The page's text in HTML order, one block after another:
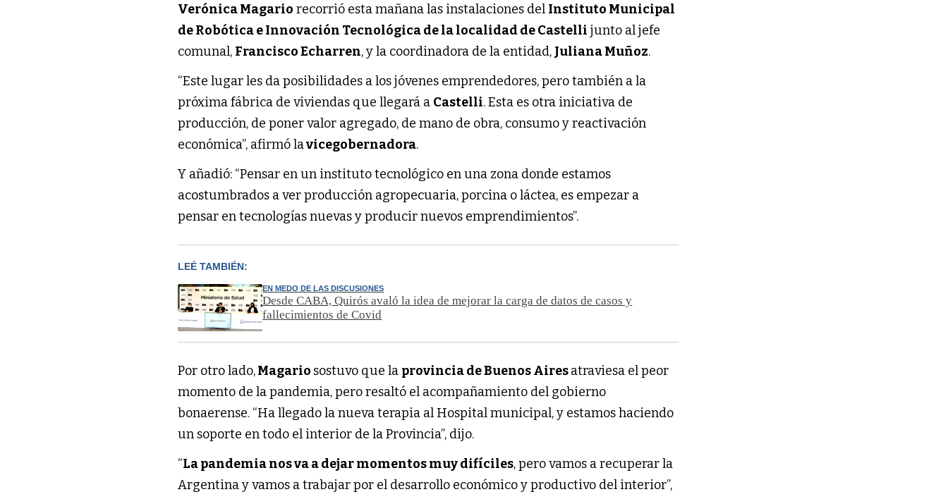
Verónica Magario recorrió esta mañana las instalaciones del Instituto Municipal
de Robótica e Innovación Tecnológica de la localidad de Castelli junto al jefe
comunal, Francisco Echarren, y la coordinadora de la entidad, Juliana Muñoz.
“Este lugar les da posibilidades a los jóvenes emprendedores, pero también a la
próxima fábrica de viviendas que llegará a Castelli. Esta es otra iniciativa de
producción, de poner valor agregado, de mano de obra, consumo y reactivación
económica”, afirmó lavicegobernadora.
Y añadió: “Pensar en un instituto tecnológico en una zona donde estamos
acostumbrados a ver producción agropecuaria, porcina o láctea, es empezar a
pensar en tecnologías nuevas y producir nuevos emprendimientos”.
LEÉ TAMBIÉN:
EN MEDO DE LAS DISCUSIONES
Desde CABA, Quirós avaló la idea de mejorar la carga de datos de casos y
fallecimientos de Covid
Por otro lado,Magario sostuvo que la provincia de Buenos Airesatraviesa el peor
momento de la pandemia, pero resaltó el acompañamiento del gobierno
bonaerense. “Ha llegado la nueva terapia al Hospital municipal, y estamos haciendo
un soporte en todo el interior de la Provincia”, dijo.
“La pandemia nos va a dejar momentos muy difíciles, pero vamos a recuperar la
Argentina y vamos a trabajar por el desarrollo económico y productivo del interior”,